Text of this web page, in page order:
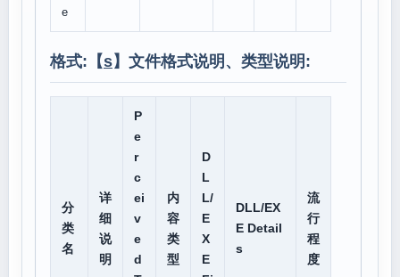
e
格式:【s】文件格式说明、类型说明:
分
类
名
详
细
说
明
P
e
r
c
ei
v
e
d
内
容
类
型
D
L
L/
E
X
E
DLL/EX
E Detail
s
流
行
程
度